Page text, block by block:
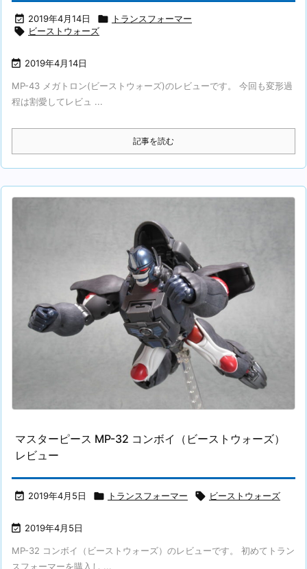
 2019年4月14日  トランスフォーマー
 ビーストウォーズ
 2019年4月14日
MP-43 メガトロン(ビーストウォーズ)のレビューです。 今回も変形過
程は割愛してレビュ ...
記事を読む
マスターピース MP-32 コンボイ（ビーストウォーズ）
レビュー
 2019年4月5日  トランスフォーマー  ビーストウォーズ
 2019年4月5日
MP-32 コンボイ（ビーストウォーズ）のレビューです。 初めてトラン
スフォーマーを購入し ...